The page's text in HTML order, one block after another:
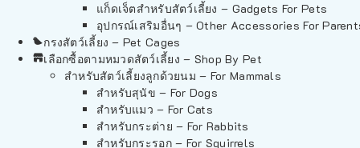
แก็ดเจ็ตสำหรับสัตว์เลี้ยง – Gadgets For Pets
อุปกรณ์เสริมอื่นๆ – Other Accessories For
กรงสัตว์เลี้ยง – Pet Cages
เลือกซื้อตามหมวดสัตว์เลี้ยง – Shop By Pet
สำหรับสัตว์เลี้ยงลูกด้วยนม – For Mammals
สำหรับสุนัข – For Dogs
สำหรับแมว – For Cats
สำหรับกระต่าย – For Rabbits
สำหรับกระรอก – For Squirrels